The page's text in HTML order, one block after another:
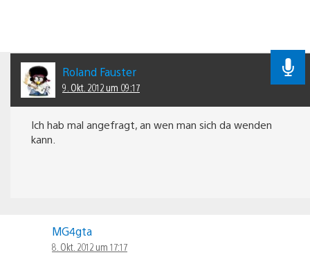
Roland Fauster
9. Okt. 2012 um 09:17
Ich hab mal angefragt, an wen man sich da wenden
kann.
MG4gta
8. Okt. 2012 um 17:17